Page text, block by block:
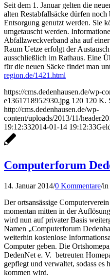
Seit dem 1. Januar gelten die
alten Restabfallsäcke dürfen
Entsorgung genutzt werden. Sie
umgetauscht werden.
Abfallzweckverband aha auf einer
Raum Uetze erfolgt der
ausschließlich im Rathaus. Eine
für die neuen Säcke findet man
region.de/1421.html
https://cms.dedenhausen.de/wp-
e1361718952930.jpg 120 120 K.
http://cms.dedenhausen.de/wp-
content/uploads/2013/11/
19:12:332014-01-14 19:12:33
Computerforum
14. Januar 2014/0 Kommentare/in
Der ortsansässige
momentan mitten in der
wird nun auf privater Basis
Namen „Computerforum
weiterhin kostenlose
Computer geben. Die
DedenNet e. V. betreuten
gepflegt und verwaltet, sodass es
kommen wird.